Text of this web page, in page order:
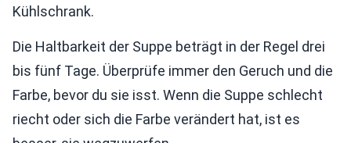
Kühlschrank.
Die Haltbarkeit der Suppe beträgt in der Regel drei
bis fünf Tage. Überprüfe immer den Geruch und die
Farbe, bevor du sie isst. Wenn die Suppe schlecht
riecht oder sich die Farbe verändert hat, ist es